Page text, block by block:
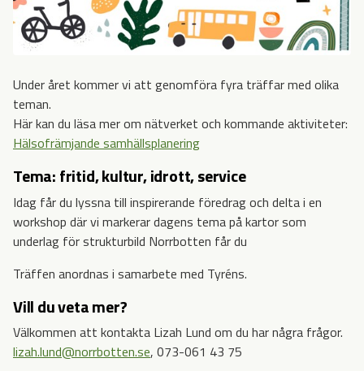
Under året kommer vi att genomföra fyra träffar med olika
teman.
Här kan du läsa mer om nätverket och kommande aktiviteter:
Hälsofrämjande samhällsplanering
Tema: fritid, kultur, idrott, service
Idag får du lyssna till inspirerande föredrag och delta i en
workshop där vi markerar dagens tema på kartor som
underlag för strukturbild Norrbotten får du
Träffen anordnas i samarbete med Tyréns.
Vill du veta mer?
Välkommen att kontakta Lizah Lund om du har några frågor.
lizah.lund@norrbotten.se, 073-061 43 75